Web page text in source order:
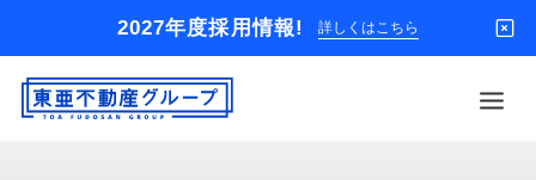
2027年度採用情報! 詳しくはこちら